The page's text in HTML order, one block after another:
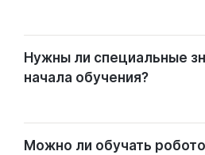
Нужны ли специальные
начала обучения?
Можно ли обучать